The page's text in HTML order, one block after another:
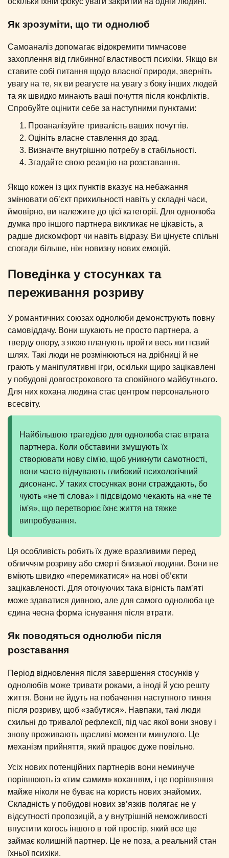
Як зрозуміти, що ти однолюб
Самоаналіз допомагає відокремити тимчасове
захоплення від глибинної властивості психіки. Якщо ви
ставите собі питання щодо власної природи, зверніть
увагу на те, як ви реагуєте на увагу з боку інших людей
та як швидко минають ваші почуття після конфліктів.
Спробуйте оцінити себе за наступними пунктами:
Проаналізуйте тривалість ваших почуттів.
Оцініть власне ставлення до зрад.
Визначте внутрішню потребу в стабільності.
Згадайте свою реакцію на розставання.
Якщо кожен із цих пунктів вказує на небажання
змінювати об’єкт прихильності навіть у складні часи,
ймовірно, ви належите до цієї категорії. Для однолюба
думка про іншого партнера викликає не цікавість, а
радше дискомфорт чи навіть відразу. Ви цінуєте спільні
спогади більше, ніж новизну нових емоцій.
Поведінка у стосунках та
переживання розриву
У романтичних союзах однолюби демонструють повну
самовіддачу. Вони шукають не просто партнера, а
тверду опору, з якою планують пройти весь життєвий
шлях. Такі люди не розмінюються на дрібниці й не
грають у маніпулятивні ігри, оскільки щиро зацікавлені
у побудові довгострокового та спокійного майбутнього.
Для них кохана людина стає центром персонального
всесвіту.
Найбільшою трагедією для однолюба стає втрата
партнера. Коли обставини змушують їх
створювати нову сім'ю, щоб уникнути самотності,
вони часто відчувають глибокий психологічний
дисонанс. У таких стосунках вони страждають, бо
чують «не ті слова» і підсвідомо чекають на «не те
ім'я», що перетворює їхнє життя на тяжке
випробування.
Ця особливість робить їх дуже вразливими перед
обличчям розриву або смерті близької людини. Вони не
вміють швидко «перемикатися» на нові об’єкти
зацікавленості. Для оточуючих така вірність пам’яті
може здаватися дивною, але для самого однолюба це
єдина чесна форма існування після втрати.
Як поводяться однолюби після
розставання
Період відновлення після завершення стосунків у
однолюбів може тривати роками, а іноді й усю решту
життя. Вони не йдуть на побачення наступного тижня
після розриву, щоб «забутися». Навпаки, такі люди
схильні до тривалої рефлексії, під час якої вони знову і
знову проживають щасливі моменти минулого. Це
механізм прийняття, який працює дуже повільно.
Усіх нових потенційних партнерів вони неминуче
порівнюють із «тим самим» коханням, і це порівняння
майже ніколи не буває на користь нових знайомих.
Складність у побудові нових зв’язків полягає не у
відсутності пропозицій, а у внутрішній неможливості
впустити когось іншого в той простір, який все ще
займає колишній партнер. Це не поза, а реальний стан
їхньої психіки.